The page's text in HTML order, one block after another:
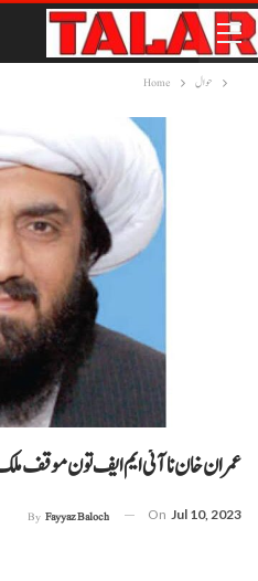
Home حوال
عمران خان نا آئی ایم ایف تون موقف
By Fayyaz Baloch On Jul 10, 2023